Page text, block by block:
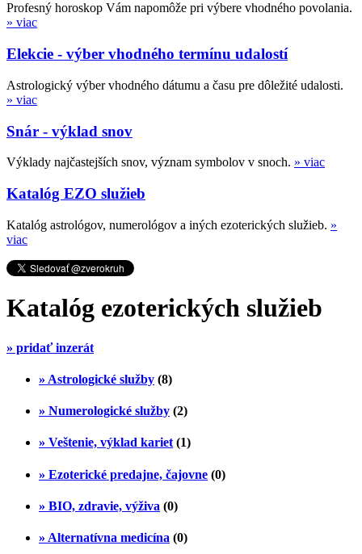
Profesný horoskop Vám napomôže pri výbere vhodného povolania.
» viac
Elekcie - výber vhodného termínu udalostí
Astrologický výber vhodného dátumu a času pre dôležité udalosti.
» viac
Snár - výklad snov
Výklady najčastejších snov, význam symbolov v snoch. » viac
Katalóg EZO služieb
Katalóg astrológov, numerológov a iných ezoterických služieb. »
viac
Katalóg ezoterických služieb
» pridať inzerát
» Astrologické služby (8)
» Numerologické služby (2)
» Veštenie, výklad kariet(1)
» Ezoterické predajne, čajovne (0)
» BIO, zdravie, výživa (0)
» Alternatívna medicína (0)